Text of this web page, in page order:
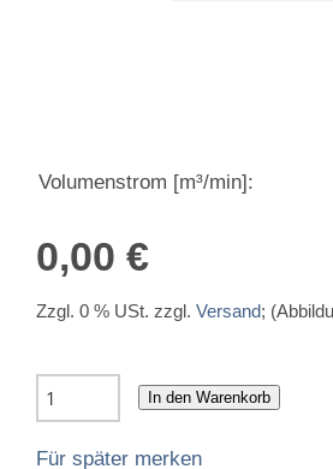
Volumenstrom [m³/min]:
0,00 €
Zzgl. 0 % USt. zzgl. Versand;
In den Warenkorb
Für später merken